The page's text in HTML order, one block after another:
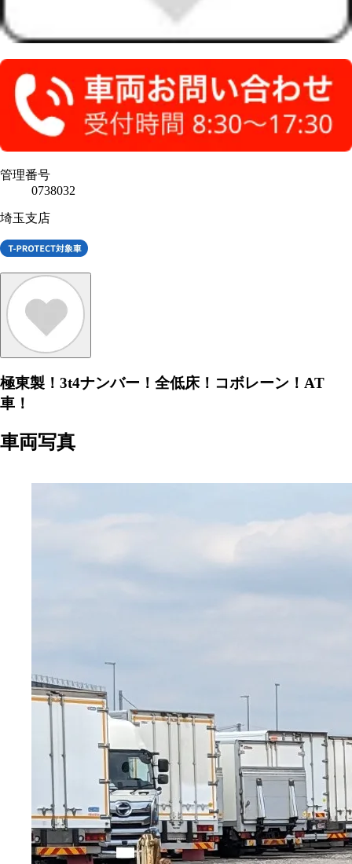
管理番号
0738032
埼玉支店
極東製！3t4ナンバー！全低床！コボレーン！AT
車！
車両写真